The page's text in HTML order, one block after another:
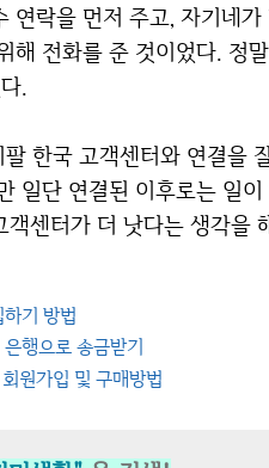
연락을 먼저 주고, 자기네
해 전화를 준 것이었다. 정
.
일단 연결된 이후로는 일
객센터가 더 낫다는 생각을
기 방법
행으로 송금받기
원가입 및 구매방법